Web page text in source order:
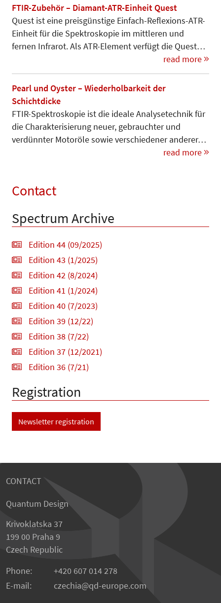
FTIR-Zubehör – Diamant-ATR-Einheit Quest
Quest ist eine preisgünstige Einfach-Reflexions-ATR-
Einheit für die Spektroskopie im mittleren und
fernen Infrarot. Als ATR-Element verfügt die Quest…
read more
Pearl und Oyster – Wiederholbarkeit der
Schichtdicke
FTIR-Spektroskopie ist die ideale Analysetechnik für
die Charakteri­sierung neuer, gebrauchter und
verdünnter Motoröle sowie verschiedener anderer…
read more
Contact
Spectrum Archive
Edition 44 (09/2025)
Edition 43 (1/2025)
Edition 42 (8/2024)
Edition 41 (1/2024)
Edition 40 (7/2023)
Edition 39 (12/22)
Edition 38 (7/22)
Edition 37 (12/2021)
Edition 36 (7/21)
Registration
Newsletter registration
CONTACT
Quantum Design
Krivoklatska 37
199 00 Praha 9
Czech Republic
Phone:
+420 607 014 278
E-mail:
czechia qd-europe.com